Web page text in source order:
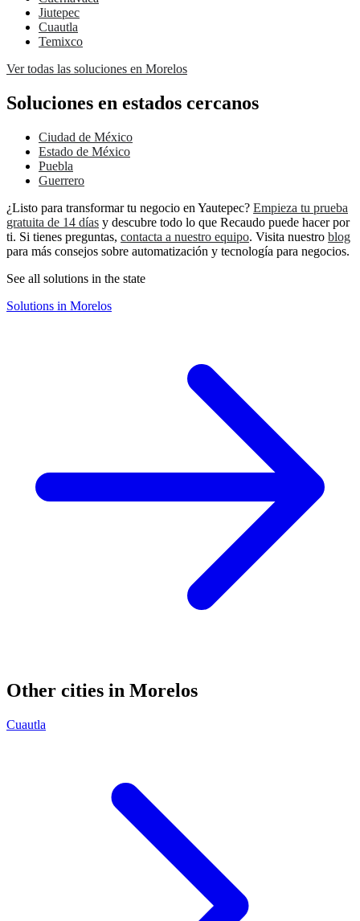
Jiutepec
Cuautla
Temixco
Ver todas las soluciones en Morelos
Soluciones en estados cercanos
Ciudad de México
Estado de México
Puebla
Guerrero
¿Listo para transformar tu negocio en Yautepec? Empieza tu prueba
gratuita de 14 días y descubre todo lo que Recaudo puede hacer por
ti. Si tienes preguntas, contacta a nuestro equipo. Visita nuestro blog
para más consejos sobre automatización y tecnología para negocios.
See all solutions in the state
Solutions in Morelos
Other cities in Morelos
Cuautla